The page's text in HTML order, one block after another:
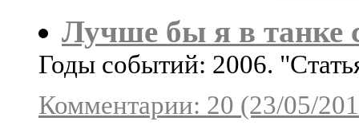
Лучше бы я в танке
Годы событий: 2006.
Комментарии: 20 (23/05/